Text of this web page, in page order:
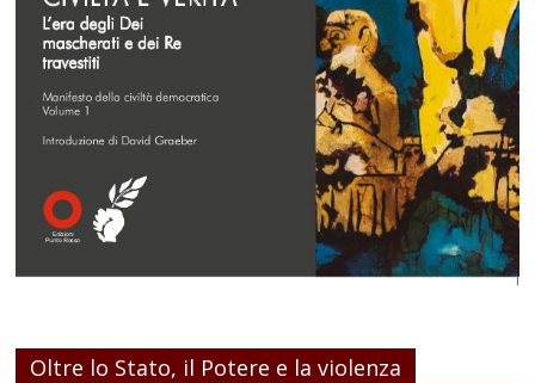
Oltre lo Stato, il Potere e la violenza